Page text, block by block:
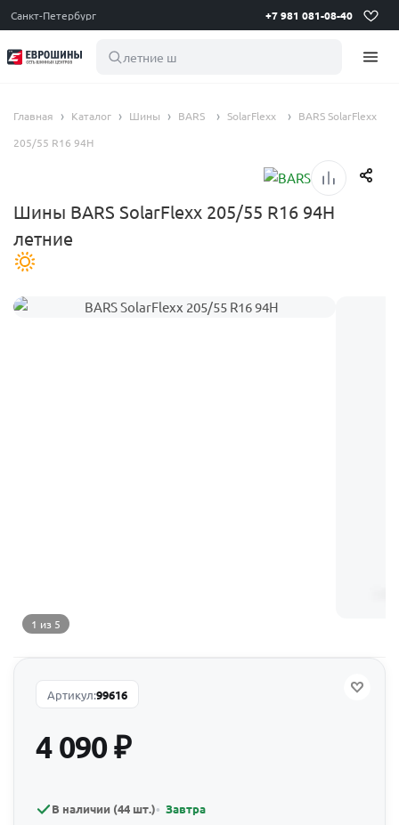
Санкт-Петербург +7 981 081-08-40
летние шины 1
Главная Каталог Шины BARS SolarFlexx
BARS SolarFlexx
205/55 R16 94H
Шины BARS SolarFlexx 205/55 R16 94H
летние
1 из 5
Артикул:99616
4 090₽
В наличии (44 шт.) Завтра